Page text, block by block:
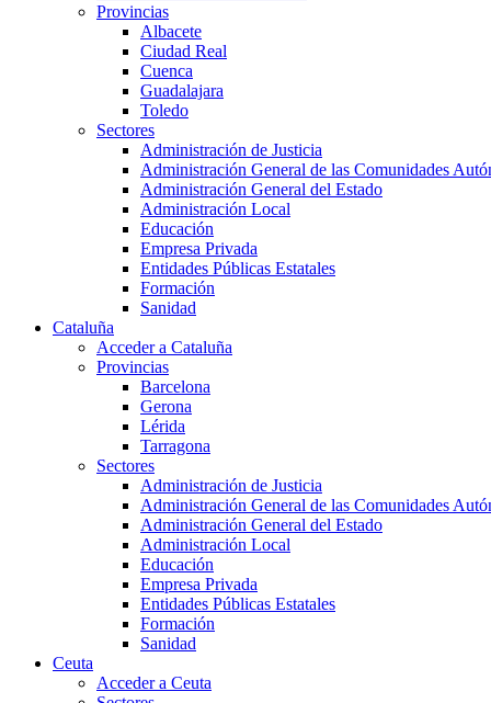
Provincias
Albacete
Ciudad Real
Cuenca
Guadalajara
Toledo
Sectores
Administración de Justicia
Administración General de las Comunidades
Administración General del Estado
Administración Local
Educación
Empresa Privada
Entidades Públicas Estatales
Formación
Sanidad
Cataluña
Acceder a Cataluña
Provincias
Barcelona
Gerona
Lérida
Tarragona
Sectores
Administración de Justicia
Administración General de las Comunidades
Administración General del Estado
Administración Local
Educación
Empresa Privada
Entidades Públicas Estatales
Formación
Sanidad
Ceuta
Acceder a Ceuta